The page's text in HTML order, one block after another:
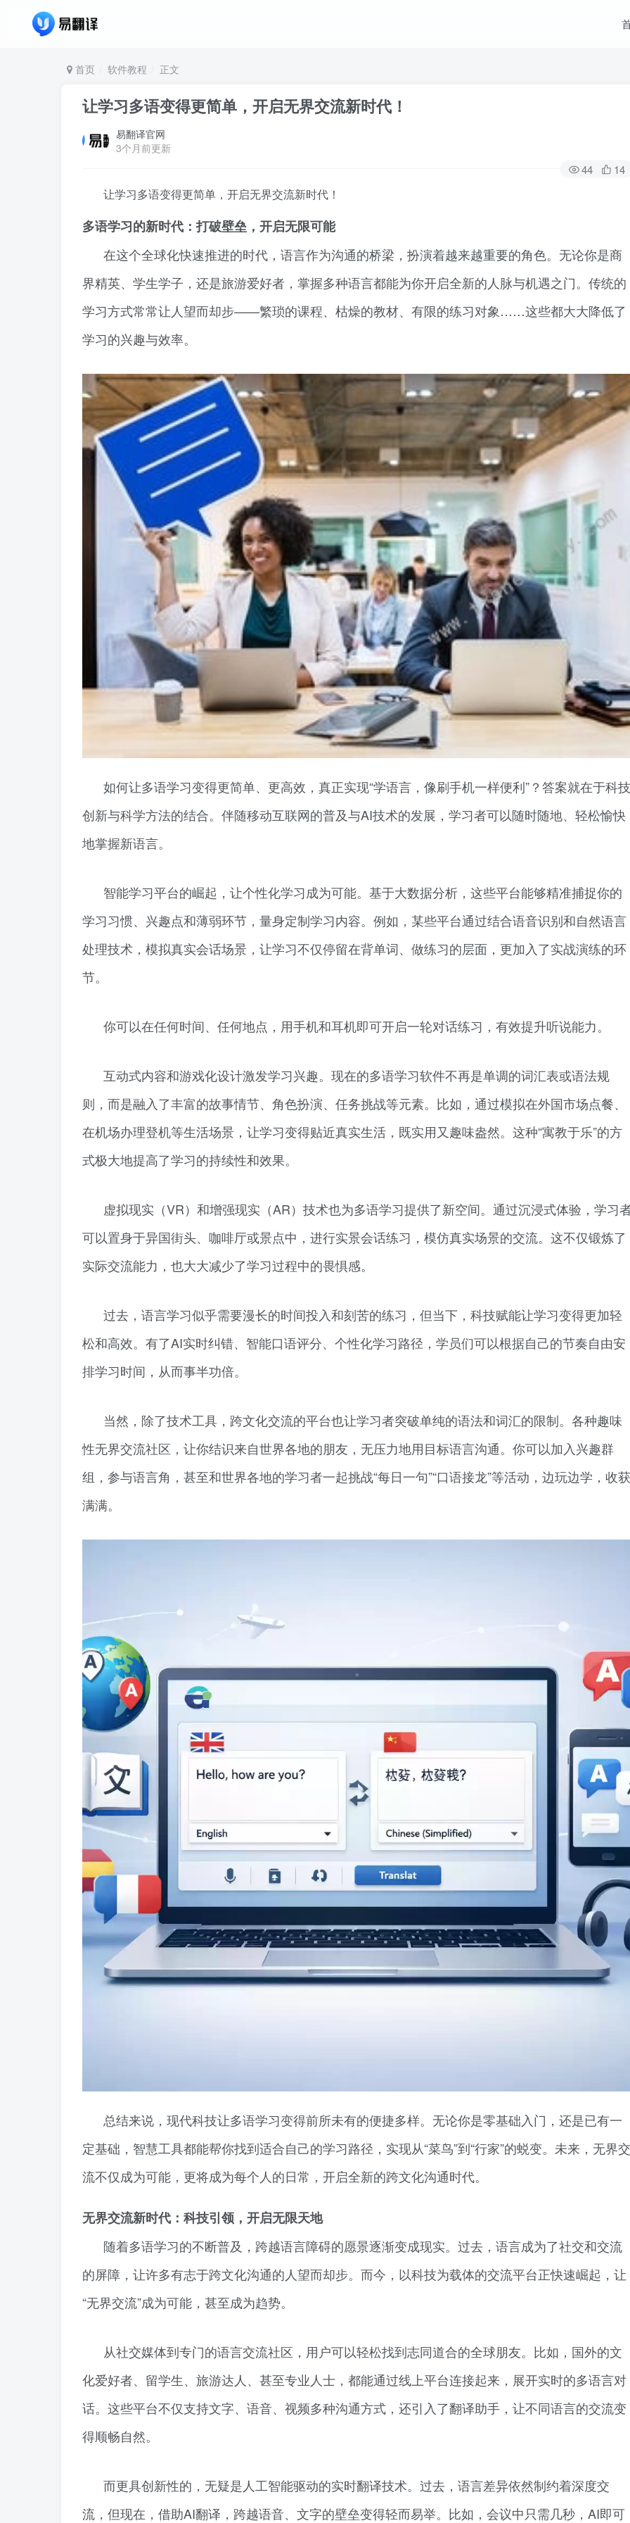
首页 软件教程 正文
让学习多语变得更简单，开启无界交流新时代！
易翻译官网
3个月前更新
44 14
让学习多语变得更简单，开启无界交流新时代！
多语学习的新时代：打破壁垒，开启无限可能
在这个全球化快速推进的时代，语言作为沟通的桥梁，扮演着越来越重要的角色。无论你是商
界精英、学生学子，还是旅游爱好者，掌握多种语言都能为你开启全新的人脉与机遇之门。传统的
学习方式常常让人望而却步——繁琐的课程、枯燥的教材、有限的练习对象……这些都大大降低了
学习的兴趣与效率。
如何让多语学习变得更简单、更高效，真正实现“学语言，像刷手机一样便利”？答案就在于科技
创新与科学方法的结合。伴随移动互联网的普及与AI技术的发展，学习者可以随时随地、轻松愉快
地掌握新语言。
智能学习平台的崛起，让个性化学习成为可能。基于大数据分析，这些平台能够精准捕捉你的
学习习惯、兴趣点和薄弱环节，量身定制学习内容。例如，某些平台通过结合语音识别和自然语言
处理技术，模拟真实会话场景，让学习不仅停留在背单词、做练习的层面，更加入了实战演练的环
节。
你可以在任何时间、任何地点，用手机和耳机即可开启一轮对话练习，有效提升听说能力。
互动式内容和游戏化设计激发学习兴趣。现在的多语学习软件不再是单调的词汇表或语法规
则，而是融入了丰富的故事情节、角色扮演、任务挑战等元素。比如，通过模拟在外国市场点餐、
在机场办理登机等生活场景，让学习变得贴近真实生活，既实用又趣味盎然。这种“寓教于乐”的方
式极大地提高了学习的持续性和效果。
虚拟现实（VR）和增强现实（AR）技术也为多语学习提供了新空间。通过沉浸式体验，学习
可以置身于异国街头、咖啡厅或景点中，进行实景会话练习，模仿真实场景的交流。这不仅锻炼了
实际交流能力，也大大减少了学习过程中的畏惧感。
过去，语言学习似乎需要漫长的时间投入和刻苦的练习，但当下，科技赋能让学习变得更加轻
松和高效。有了AI实时纠错、智能口语评分、个性化学习路径，学员们可以根据自己的节奏自由安
排学习时间，从而事半功倍。
当然，除了技术工具，跨文化交流的平台也让学习者突破单纯的语法和词汇的限制。各种趣味
性无界交流社区，让你结识来自世界各地的朋友，无压力地用目标语言沟通。你可以加入兴趣群
组，参与语言角，甚至和世界各地的学习者一起挑战“每日一句”“口语接龙”等活动，边玩边学，收获
满满。
总结来说，现代科技让多语学习变得前所未有的便捷多样。无论你是零基础入门，还是已有一
定基础，智慧工具都能帮你找到适合自己的学习路径，实现从“菜鸟”到“行家”的蜕变。未来，无界交
流不仅成为可能，更将成为每个人的日常，开启全新的跨文化沟通时代。
无界交流新时代：科技引领，开启无限天地
随着多语学习的不断普及，跨越语言障碍的愿景逐渐变成现实。过去，语言成为了社交和交流
的屏障，让许多有志于跨文化沟通的人望而却步。而今，以科技为载体的交流平台正快速崛起，让
“无界交流”成为可能，甚至成为趋势。
从社交媒体到专门的语言交流社区，用户可以轻松找到志同道合的全球朋友。比如，国外的文
化爱好者、留学生、旅游达人、甚至专业人士，都能通过线上平台连接起来，展开实时的多语言对
话。这些平台不仅支持文字、语音、视频多种沟通方式，还引入了翻译助手，让不同语言的交流变
得顺畅自然。
而更具创新性的，无疑是人工智能驱动的实时翻译技术。过去，语言差异依然制约着深度交
流，但现在，借助AI翻译，跨越语音、文字的壁垒变得轻而易举。比如，会议中只需几秒，AI即可